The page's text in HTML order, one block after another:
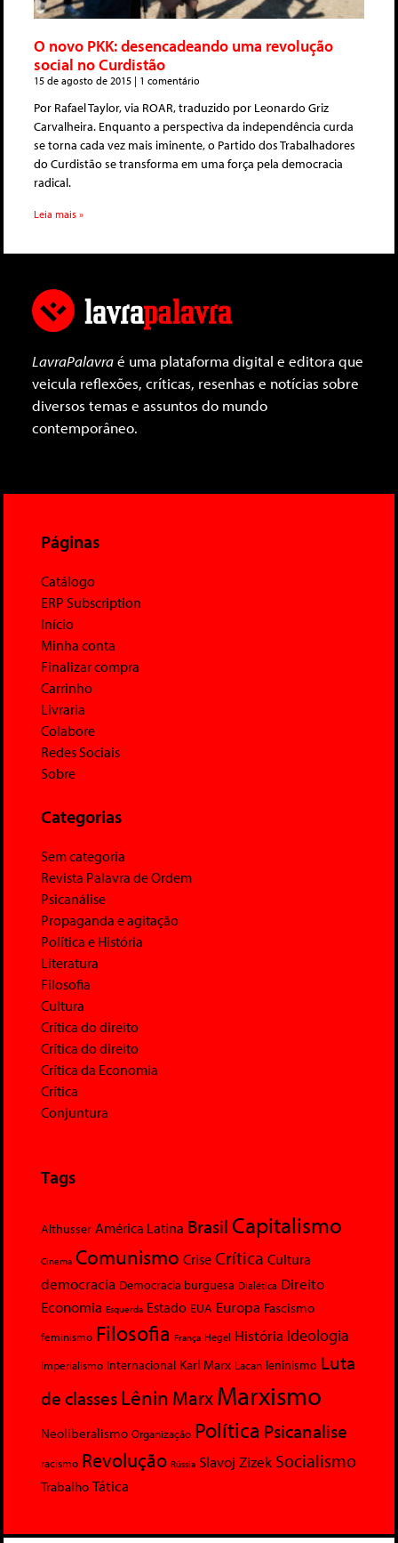
O novo PKK: desencadeando uma revolução
social no Curdistão
15 de agosto de 2015 1 comentário
Por Rafael Taylor, via ROAR, traduzido por Leonardo Griz
Carvalheira. Enquanto a perspectiva da independência curda
se torna cada vez mais iminente, o Partido dos Trabalhadores
do Curdistão se transforma em uma força pela democracia
radical.
Leia mais »
LavraPalavraé uma plataforma digital e editora que
veicula reflexões, críticas, resenhas e notícias sobre
diversos temas e assuntos do mundo
contemporâneo.
Páginas
Catálogo
ERP Subscription
Início
Minha conta
Finalizar compra
Carrinho
Livraria
Colabore
Redes Sociais
Sobre
Categorias
Sem categoria
Revista Palavra de Ordem
Psicanálise
Propaganda e agitação
Política e História
Literatura
Filosofia
Cultura
Crítica do direito
Crítica do direito
Crítica da Economia
Crítica
Conjuntura
Tags
Althusser América Latina Brasil Capitalismo
Cinema Comunismo Crise Crítica Cultura
democracia Democracia burguesa Dialética Direito
Economia Esquerda Estado EUA Europa Fascismo
feminismo Filosofia França Hegel História Ideologia
Imperialismo Internacional Karl Marx Lacan leninismo Luta
de classesLênin MarxMarxismo
Neoliberalismo Organização Política Psicanalise
racismo Revolução Rússia Slavoj Zizek Socialismo
Trabalho Tática